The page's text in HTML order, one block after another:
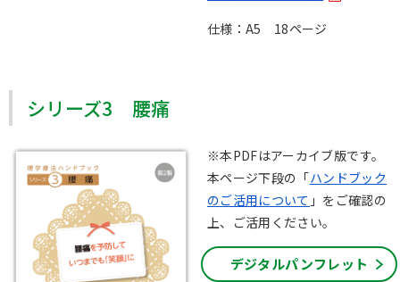
仕様：A5 18ページ
シリーズ3 腰痛
※本PDFはアーカイブ版です。
本ページ下段の「ハンドブック
のご活用について 」をご確認の
上、ご活用ください。
デジタルパンフレット